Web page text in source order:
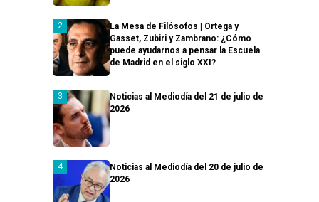
La Mesa de Filósofos | Ortega y
Gasset, Zubiri y Zambrano: ¿Cómo
puede ayudarnos a pensar la Escuela
de Madrid en el siglo XXI?
Noticias al Mediodía del 21 de julio de
2026
Noticias al Mediodía del 20 de julio de
2026